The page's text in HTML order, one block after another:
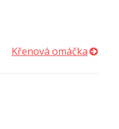
Křenová omáčka